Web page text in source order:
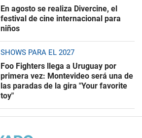
En agosto se realiza Divercine, el
festival de cine internacional para
niños
SHOWS PARA EL 2027
Foo Fighters llega a Uruguay por
primera vez: Montevideo será una de
las paradas de la gira "Your favorite
toy"